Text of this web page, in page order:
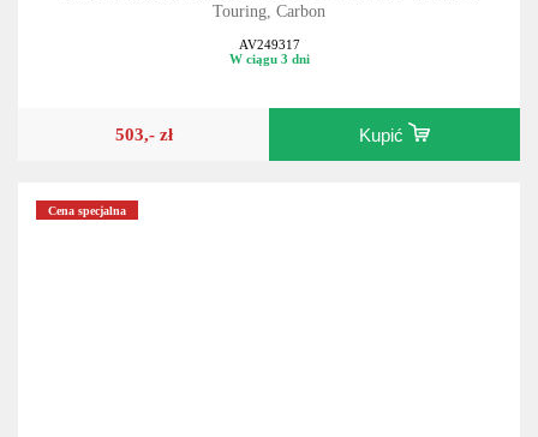
Ochronna nakładka na zderzak BMW 5, G31, 2021- , Facelift,
Touring, Carbon
AV249317
Kupić